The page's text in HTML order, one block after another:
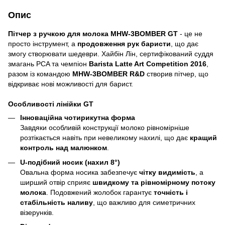
Опис
Пітчер з ручкою для молока MHW-3BOMBER GT - це не
просто інструмент, а продовження рук баристи , що дає
змогу створювати шедеври. Хайбін Лін, сертифікований суддя
змагань PCA та чемпіон Barista Latte Art Competition 2016
разом із командою MHW-3BOMBER R&D створив пітчер, що
відкриває нові можливості для барист.
Особливості лінійки GT
Інноваційна чотирикутна форма
Завдяки особливій конструкції молоко рівномірніше
розтікається навіть при невеликому нахилі, що дає кращий
контроль над малюнком
U-подібний носик (нахил 8°)
Овальна форма носика забезпечує чітку видимість , а
ширший отвір сприяє швидкому та рівномірному потоку
молока . Подовжений жолобок гарантує точність і
стабільність наливу , що важливо для симетричних
візерунків.